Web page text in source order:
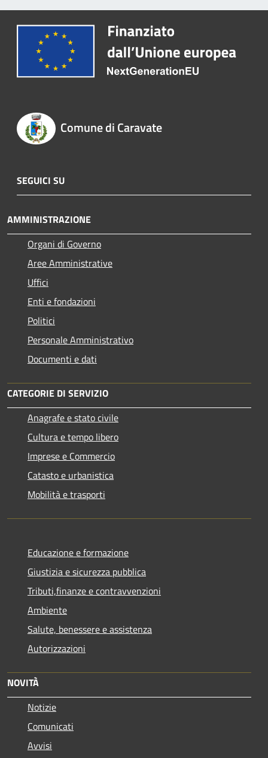
Comune di Caravate
SEGUICI SU
AMMINISTRAZIONE
Organi di Governo
Aree Amministrative
Uffici
Enti e fondazioni
Politici
Personale Amministrativo
Documenti e dati
CATEGORIE DI SERVIZIO
Anagrafe e stato civile
Cultura e tempo libero
Imprese e Commercio
Catasto e urbanistica
Mobilità e trasporti
Educazione e formazione
Giustizia e sicurezza pubblica
Tributi,finanze e contravvenzioni
Ambiente
Salute, benessere e assistenza
Autorizzazioni
NOVITÀ
Notizie
Comunicati
Avvisi